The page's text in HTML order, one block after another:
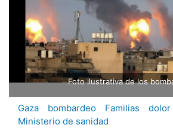
Foto ilustrativa de los
Gaza bombardeo Familias
dolor
Ministerio de sanidad